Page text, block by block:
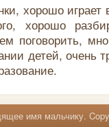
хорошо
хорошо
поговорить,
детей, очень
имя мальчику.